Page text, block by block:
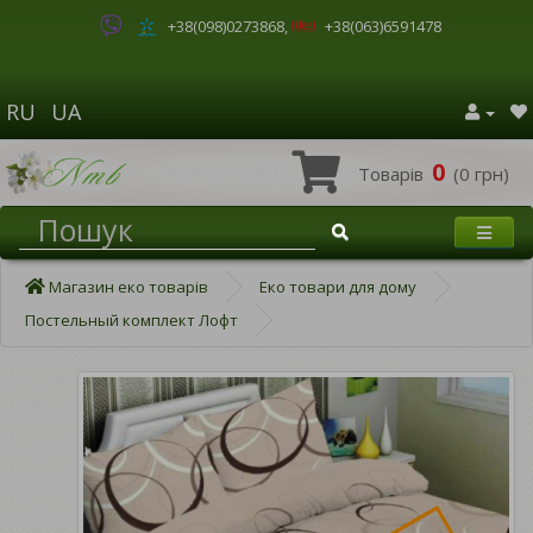
+38(098)0273868, +38(063)6591478
RU UA
Товарів 0 (0 грн)
Магазин еко товарів
Еко товари для дому
Постельный комплект Лофт